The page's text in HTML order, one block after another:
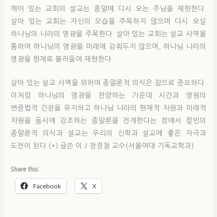
깨어 있는 교회의 설교는 종말에 다시 오는 주님을 재현한다.
살아 있는 교회는 자신의 모습을 주목하지 않으며 다시 오실
하나님의 나라의 영광을 주목한다. 살아 있는 교회는 설교 사역을
통하여 하나님의 영광을 미래에 감춰두지 않으며, 하나님 나라의
영광을 현재로 불러들여 재현한다.
살아 있는 설교 사역을 위하여 종말론적 의식은 참으로 중요하다.
이처럼 하나님의 영광을 찬양하는 가운데 시간과 영원의
변증법적 긴장을 유지하고 하나님 나라의 현재적 차원과 미래적
차원을 동시에 강조하는 종말론을 전개한다는 점에서 칼빈의
종말론적 의식과 설교는 우리의 신학과 설교에 좋은 자극과
도전이 된다.(*) 글쓴 이 / 장경철 교수(서울여대 기독교학과)
Share this:
Facebook X